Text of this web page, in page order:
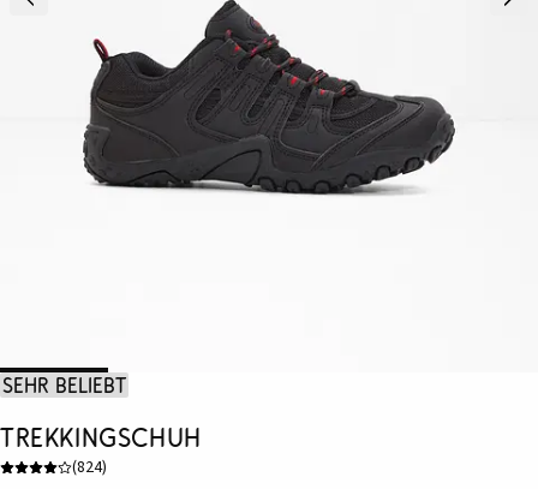
Sehr beliebt
Trekkingschuh
(824)